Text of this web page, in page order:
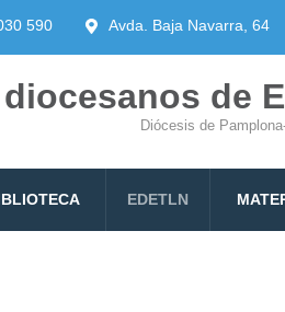
590 Avda. Baja Navarra, 64
de
Diócesis de
EDETLN